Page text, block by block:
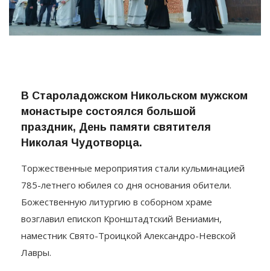
В Староладожском Никольском мужском
монастыре состоялся большой
праздник, День памяти святителя
Николая Чудотворца.
Торжественные мероприятия стали кульминацией
785-летнего юбилея со дня основания обители.
Божественную литургию в соборном храме
возглавил епископ Кронштадтский Вениамин,
наместник Свято-Троицкой Александро-Невской